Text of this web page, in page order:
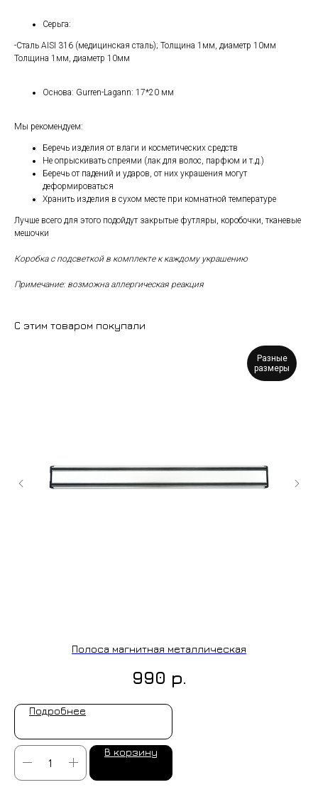
Серьга:
-Сталь AISI 316 (медицинская сталь); Толщина 1мм, диаметр 10мм
Толщина 1мм, диаметр 10мм
Основа: Gurren-Lagann: 17*20 мм
Мы рекомендуем:
Беречь изделия от влаги и косметических средств
Не опрыскивать спреями (лак для волос, парфюм и т.д.)
Беречь от падений и ударов, от них украшения могут
деформироваться
Хранить изделия в сухом месте при комнатной температуре
Лучше всего для этого подойдут закрытые футляры, коробочки, тканевые
мешочки
Коробка с подсветкой в комплекте к каждому украшению
Примечание: возможна аллергическая реакция
С этим товаром покупали
Разные
размеры
Полоса магнитная металлическая
990 р.
Подробнее
В корзину